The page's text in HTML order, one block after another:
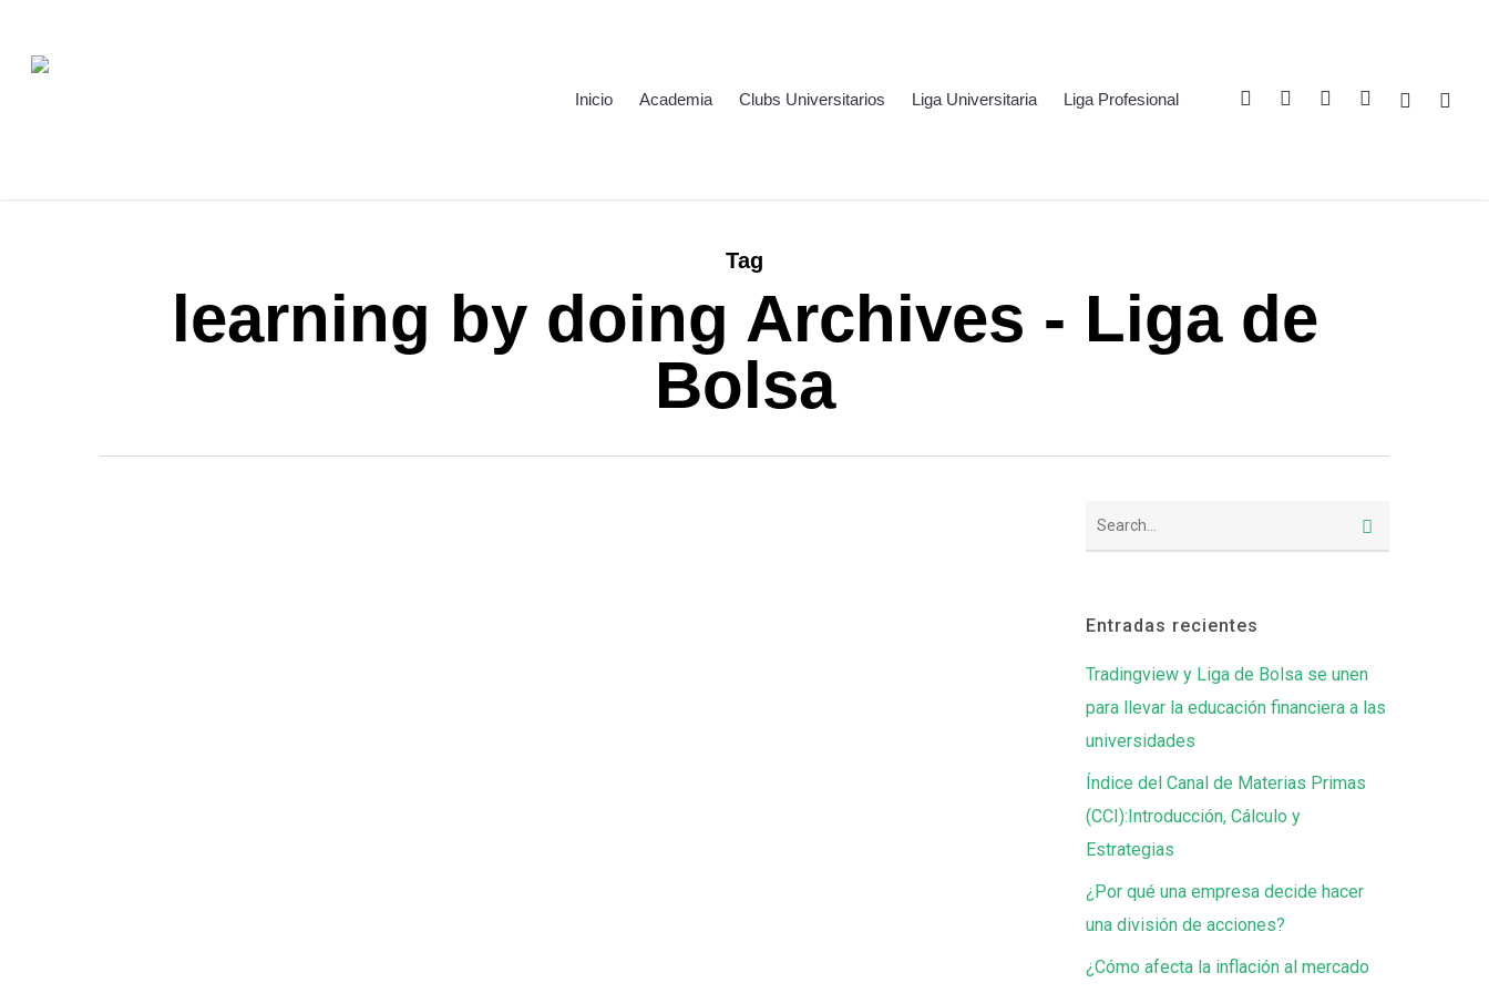
Inicio Academia Clubs Universitarios Liga Universitaria Liga Profesional Twitter LinkedinYoutubeInstagramSpotify Twitch
Tag
learning by doing Archives - Liga de
Bolsa
Entradas recientes
Tradingview y Liga de Bolsa se unen
para llevar la educación financiera a las
universidades
Índice del Canal de Materias Primas
(CCI):Introducción, Cálculo y
Estrategias
¿Por qué una empresa decide hacer
una división de acciones?
¿Cómo afecta la inflación al mercado